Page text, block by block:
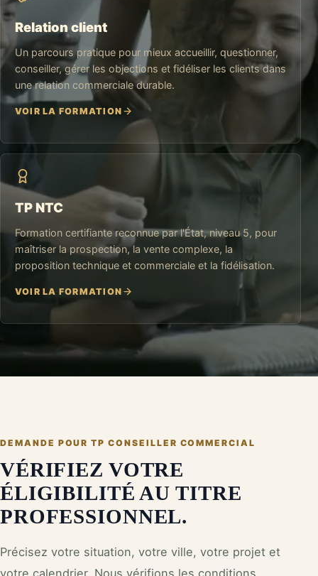
Relation client
Un parcours pratique pour mieux accueillir, questionner,
conseiller, gérer les objections et fidéliser les clients dans
une relation commerciale durable.
VOIR LA FORMATION
TP NTC
Formation certifiante reconnue par l'État, niveau 5, pour
maîtriser la prospection, la vente complexe, la
proposition technique et commerciale et la fidélisation.
VOIR LA FORMATION
DEMANDE POURTP CONSEILLER COMMERCIAL
VÉRIFIEZ VOTRE
ÉLIGIBILITÉ AU TITRE
PROFESSIONNEL.
Précisez votre situation, votre ville, votre projet et
votre calendrier. Nous vérifions les conditions